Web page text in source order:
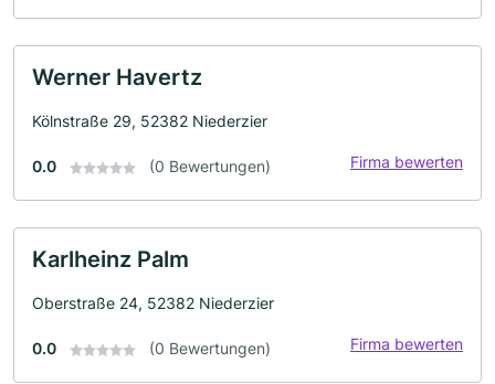
Werner Havertz
Kölnstraße 29, 52382 Niederzier
0.0 (0 Bewertungen) Firma bewerten
Karlheinz Palm
Oberstraße 24, 52382 Niederzier
0.0 (0 Bewertungen) Firma bewerten